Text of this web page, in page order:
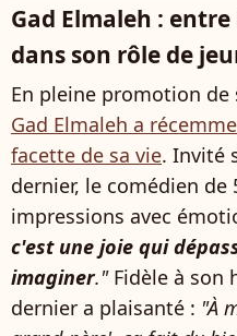
Gad Elmaleh :
dans son rôle de
En pleine promotion de
Gad Elmaleh a
facette de sa vie. Invité
dernier, le comédien de
impressions avec
c'est une joie qui
imaginer."Fidèle à son
dernier a plaisanté : "À